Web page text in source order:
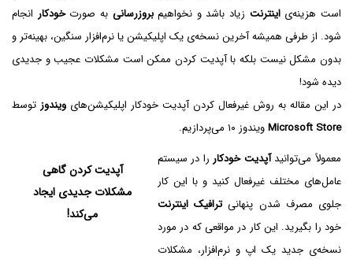
است هزینه‌یاینترنت زیاد باشد و نخواهیمبروزرسانی به صورتخودکار انجام
شود. از طرفی همیشه آخرین نسخه‌ی یک اپلیکیشن یا نرم‌افزار سنگین، بهینه‌تر و
بدون مشکل نیست بلکه با آپدیت کردن ممکن است مشکلات عجیب و جدیدی
دیده شود!
در این مقاله به روش غیرفعال کردن آپدیت خودکار اپلیکیشن‌های ویندوز توسط
Microsoft Storeویندوز ۱۰ می‌پردازیم.
آپدیت کردن گاهی
مشکلات جدیدی ایجاد
می‌کند!
معمولاً می‌توانیدآپدیت خودکار را در سیستم
عامل‌های مختلف غیرفعال کنید و با این کار
جلوی مصرف شدن پنهانیترافیک اینترنت
خود را بگیرید. این کار در مواقعی که در مورد
نسخه‌ی جدید یک اپ و نرم‌افزار، مشکلات